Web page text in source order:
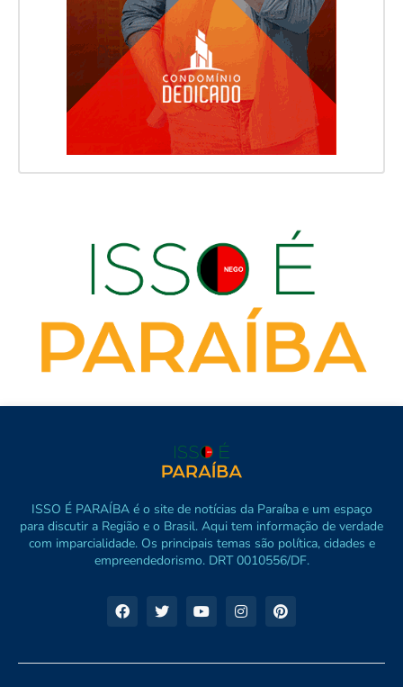
ISSO É PARAÍBA é o site de notícias da Paraíba e um espaço
para discutir a Região e o Brasil. Aqui tem informação de verdade
com imparcialidade. Os principais temas são política, cidades e
empreendedorismo. DRT 0010556/DF.